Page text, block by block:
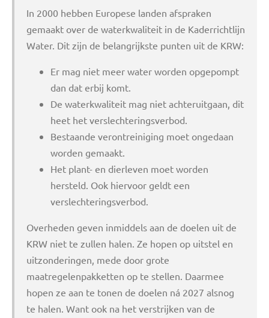
In 2000 hebben Europese landen afspraken
gemaakt over de waterkwaliteit in de Kaderrichtlijn
Water. Dit zijn de belangrijkste punten uit de KRW:
Er mag niet meer water worden opgepompt
dan dat erbij komt.
De waterkwaliteit mag niet achteruitgaan, dit
heet het verslechteringsverbod.
Bestaande verontreiniging moet ongedaan
worden gemaakt.
Het plant- en dierleven moet worden
hersteld. Ook hiervoor geldt een
verslechteringsverbod.
Overheden geven inmiddels aan de doelen uit de
KRW niet te zullen halen. Ze hopen op uitstel en
uitzonderingen, mede door grote
maatregelenpakketten op te stellen. Daarmee
hopen ze aan te tonen de doelen ná 2027 alsnog
te halen. Want ook na het verstrijken van de